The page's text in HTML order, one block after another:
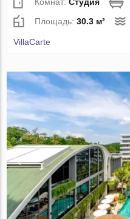
Комнат:Студия
Площадь:30.3 м²
VillaСarte